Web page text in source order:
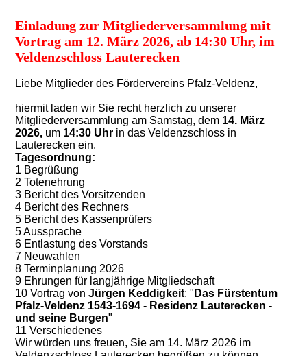
Einladung zur Mitgliederversammlung mit
Vortrag am 12. März 2026, ab 14:30 Uhr, im
Veldenzschloss Lauterecken
Liebe Mitglieder des Fördervereins Pfalz-Veldenz,
hiermit laden wir Sie recht herzlich zu unserer
Mitgliederversammlung am Samstag, dem 14. März
2026, um 14:30 Uhr in das Veldenzschloss in
Lautereckenein.
Tagesordnung:
1 Begrüßung
2 Totenehrung
3 Bericht des Vorsitzenden
4 Bericht des Rechners
5 Bericht des Kassenprüfers
5 Aussprache
6 Entlastung des Vorstands
7 Neuwahlen
8 Terminplanung 2026
9 Ehrungen für langjährige Mitgliedschaft
10 Vortrag vonJürgen Keddigkeit: " Das Fürstentum
Pfalz-Veldenz 1543-1694 - Residenz Lauterecken -
und seine Burgen"
11 Verschiedenes
Wir würden uns freuen, Sie am 14. März 2026 im